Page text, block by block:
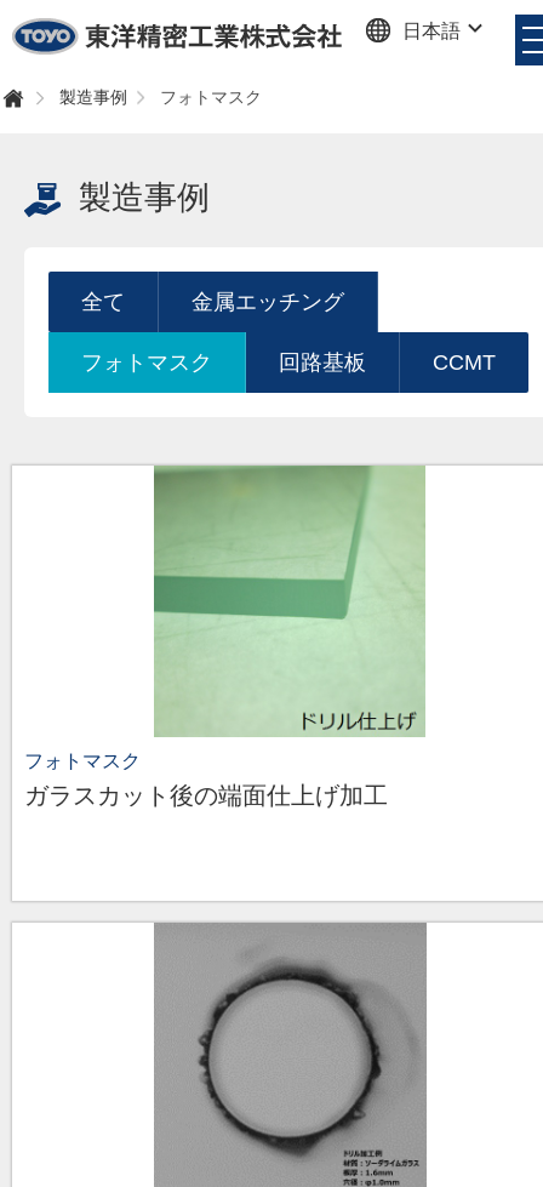
日本語
製造事例 フォトマスク
製造事例
全て 金属エッチング
フォトマスク 回路基板 CCMT
フォトマスク
ガラスカット後の端面仕上げ加工